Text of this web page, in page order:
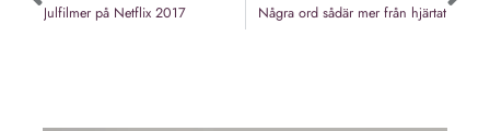
Julfilmer på Netflix 2017 Några ord sådär mer från hjärtat